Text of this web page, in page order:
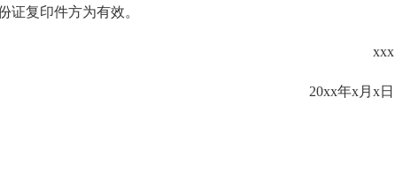
证复印件方为有效。
xxx
20xx年x月x日